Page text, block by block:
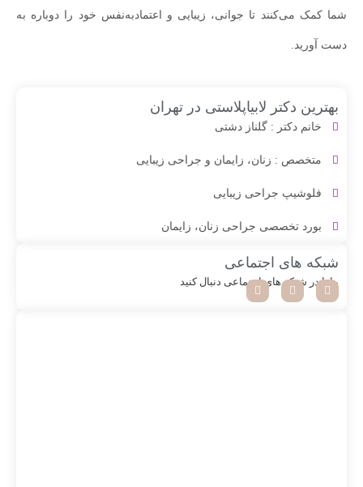
شما کمک می‌کنند تا جوانی، زیبایی و اعتمادبه‌نفس خود را دوباره به
دست آورید.
بهترین دکتر لابیاپلاستی در تهران
خانم دکتر : گلناز دشتی
متخصص : زنان، زایمان و جراحی زیبایی
فلوشیپ جراحی زیبایی
بورد تخصصی جراحی زنان، زایمان
شبکه های اجتماعی
مارا در شبکه های اجتماعی دنبال کنید